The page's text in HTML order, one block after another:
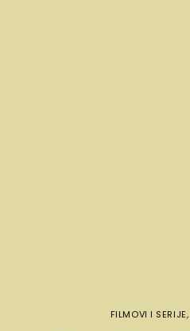
FILMOVI I SERIJE,